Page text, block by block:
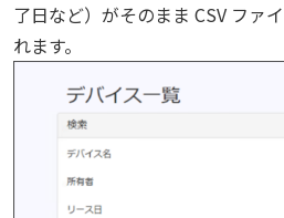
了日など）がそのまま CSV ファ
れます。